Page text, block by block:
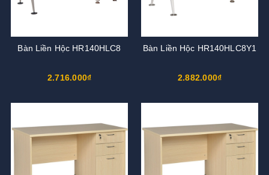
Bàn Liền Hộc HR140HLC8
2.716.000₫
Bàn Liền Hộc HR140HLC8Y1
2.882.000₫